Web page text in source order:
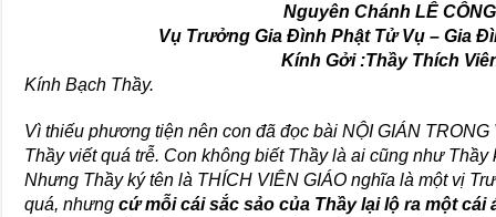
Nguyên Chánh LÊ
Vụ Trưởng Gia Đình Phật Tử Vụ – Gia
Kính Gởi :Thầy Thích
Kính Bạch Thầy.
Vì thiếu phương tiện nên con đã đọc bài NỘI GIÁN
Thầy viết quá trễ. Con không biết Thầy là ai cũng như
Nhưng Thầy ký tên là THÍCH VIÊN GIÁO nghĩa là một vị
quá, nhưngcứ mỗi cái sắc sảo của Thầy lại lộ ra một